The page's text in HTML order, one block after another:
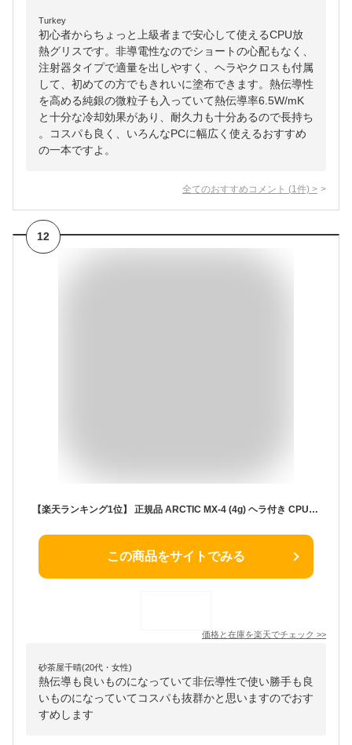
Turkey
初心者からちょっと上級者まで安心して使えるCPU放
熱グリスです。非導電性なのでショートの心配もなく、
注射器タイプで適量を出しやすく、ヘラやクロスも付属
して、初めての方でもきれいに塗布できます。熱伝導性
を高める純銀の微粒子も入っていて熱伝導率6.5W/mK
と十分な冷却効果があり、耐久力も十分あるので長持ち
。コスパも良く、いろんなPCに幅広く使えるおすすめ
の一本ですよ。
全てのおすすめコメント (1 件) >
12
【楽天ランキング1位】 正規品 ARCTIC MX-4 (4g) ヘラ付き CPU グリス 熱伝導グリス 低熱抵抗 低粘性 長期不硬化 非導電性 サーマルコンパウンド シリコングリス
この商品をサイトでみる
価格と在庫を楽天でチェック >>
砂茶屋千晴(20代・女性)
熱伝導も良いものになっていて非伝導性で使い勝手も良
いものになっていてコスパも抜群かと思いますのでおす
すめします